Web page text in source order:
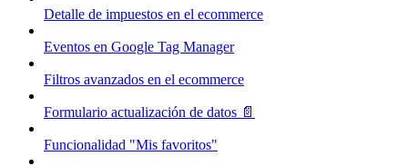
Detalle de impuestos en el ecommerce
Eventos en Google Tag Manager
Filtros avanzados en el ecommerce
Formulario actualización de datos 📄
Funcionalidad "Mis favoritos"